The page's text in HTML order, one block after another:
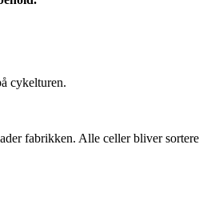
cykelturen.
fabrikken. Alle celler bliver